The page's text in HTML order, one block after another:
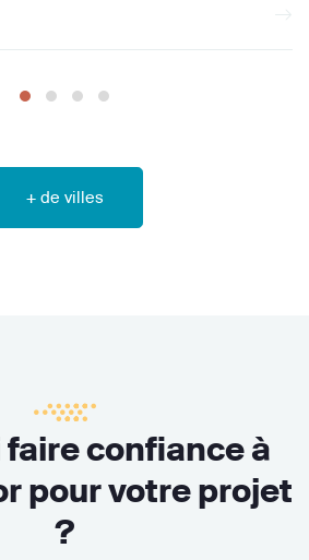
+ de villes
faire confiance à
pour votre projet
?